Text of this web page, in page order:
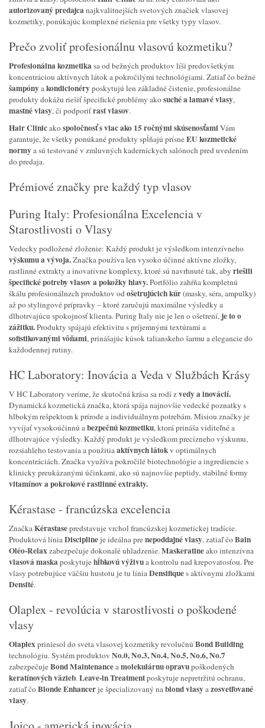
autorizovaný predajcanajkvalitnejších svetových značiek vlasovej
kozmetiky, ponúkajúc komplexné riešenia pre všetky typy vlasov.
Prečo zvoliť profesionálnu vlasovú kozmetiku?
Profesionálna kozmetikasa od bežných produktov líši predovšetkým
koncentráciou aktívnych látok a pokročilými technológiami. Zatiaľ čo bežné
šampónyakondicionéryposkytujú len základné čistenie, profesionálne
produkty dokážu riešiť špecifické problémy akosuché a lamavé vlasy,
mastné vlasy, či podporiťrast vlasov.
Hair Clinicakospoločnosť s viac ako 15 ročnými skúsenosťamiVám
garantuje, že všetky ponúkané produkty spĺňajú prísneEU kozmetické
normya sú testované v zmluvných kaderníckych salónoch pred uvedením
do predaja.
Prémiové značky pre každý typ vlasov
Puring Italy: Profesionálna Excelencia v
Starostlivosti o Vlasy
Vedecky podložené zloženie: Každý produkt je výsledkom intenzívneho
výskumu a vývoja.Značka používa len vysoko účinné aktívne zložky,
rastlinné extrakty a inovatívne komplexy, ktoré sú navrhnuté tak, aby riešili
špecifické potreby vlasov a pokožky hlavy.Portfólio zahŕňa kompletnú
škálu profesionálnzch produktov odošetrujúcich kúr(masky, séra, ampulky)
až po stylingové prípravky – ktoré zaručujú maximálne výsledky a
dlhotrvajúcu spokojnosť klienta. Puring Italy nie je len o ošetrení, je to o
zážitku.Produkty spájajú efektivitu s príjemnými textúrami a
sofistikovanými vôňami, prinášajúc kúsok talianskeho šarmu a elegancie do
každodennej rutiny.
HC Laboratory: Inovácia a Veda v Službách Krásy
V HC Laboratory veríme, že skutočná krása sa rodí zvedy a inovácií.
Dynamická kozmetická značka, ktorá spája najnovšie vedecké poznatky s
hlbokým rešpektom k prírode a individuálnym potrebám. Misiou značky je
vyvíjať vysokoúčinnú abezpečnú kozmetiku, ktorá prináša viditeľné a
dlhotrvajúce výsledky. Každý produkt je výsledkom precízneho výskumu,
rozsiahleho testovania a použitiaaktívnych látokv optimálnych
koncentráciách. Značka využíva pokročilé biotechnológie a ingrediencie s
klinicky preukázanými účinkami, ako sú najnovšie peptidy, stabilné formy
vitamínov a pokrokové rastlinné extrakty.
Kérastase - francúzska excelencia
ZnačkaKérastasepredstavuje vrchol francúzskej kozmetickej tradície.
Produktová líniaDisciplineje ideálna prenepoddajné vlasy, zatiaľ čoBain
Oléo-Relaxzabezpečuje dokonalé uhladzenie.Maskeratineako intenzívna
vlasová maskaposkytujehĺbkovú výživua kontrolu nad krepovatosťou. Pre
vlasy potrebujúce väčšiu hustotu je tu líniaDensifiques aktívnymi zložkami
Densité.
Olaplex - revolúcia v starostlivosti o poškodené
vlasy
Olaplexpriniesol do sveta vlasovej kozmetiky revolučnú Bond Building
technológiu. Systém produktov No.0, No.3, No.4, No.5, No.6, No.7
zabezpečujeBond Maintenanceamolekulárnu opravupoškodených
keratínových väzieb.Leave-in Treatmentposkytuje nepretržitú ochranu,
zatiaľ čoBlonde Enhancerje špecializovaný nablond vlasyazosvetľované
vlasy.